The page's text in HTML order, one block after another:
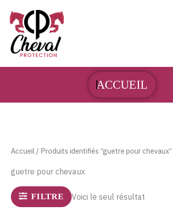
contenu
ACCUEIL
Accueil / Produits identifiés “guetre pour chevaux”
guetre pour chevaux
FILTRE Voici le seul résultat